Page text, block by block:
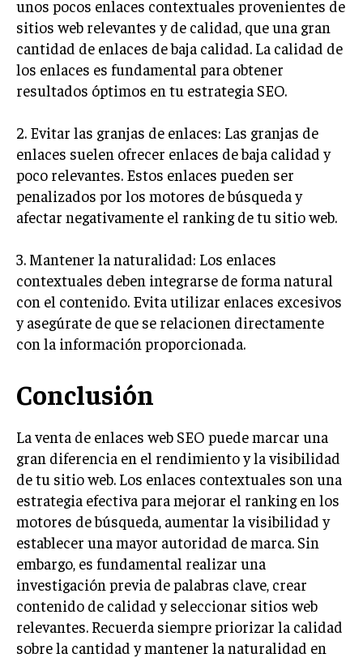
ÉTICA EMPRESARIAL Y RESPONSABILIDAD
SOCIAL
BLOG
Últimas entradas
Ricardo Serrano
Soy Ricardo Serrano, apasionado de la
comunicación persuasiva. Con más de 10 años de
estrategias de marketing exitosas. Amante de la
poesía y el ajedrez, siempre busco el enfoque creativo en cada
historia.
Aparece en periódicos digitales y domina los buscadores,
Infórmate aquí.
unos pocos enlaces contextuales provenientes de
sitios web relevantes y de calidad, que una gran
cantidad de enlaces de baja calidad. La calidad de
los enlaces es fundamental para obtener
resultados óptimos en tu estrategia SEO.
2. Evitar las granjas de enlaces: Las granjas de
enlaces suelen ofrecer enlaces de baja calidad y
poco relevantes. Estos enlaces pueden ser
penalizados por los motores de búsqueda y
afectar negativamente el ranking de tu sitio web.
3. Mantener la naturalidad: Los enlaces
contextuales deben integrarse de forma natural
con el contenido. Evita utilizar enlaces excesivos
y asegúrate de que se relacionen directamente
con la información proporcionada.
Conclusión
La venta de enlaces web SEO puede marcar una
gran diferencia en el rendimiento y la visibilidad
de tu sitio web. Los enlaces contextuales son una
estrategia efectiva para mejorar el ranking en los
motores de búsqueda, aumentar la visibilidad y
establecer una mayor autoridad de marca. Sin
embargo, es fundamental realizar una
investigación previa de palabras clave, crear
contenido de calidad y seleccionar sitios web
relevantes. Recuerda siempre priorizar la calidad
sobre la cantidad y mantener la naturalidad en